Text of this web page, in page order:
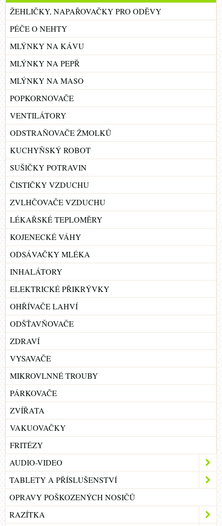
ŽEHLIČKY, NAPAŘOVAČKY PRO ODĚVY
PÉČE O NEHTY
MLÝNKY NA KÁVU
MLÝNKY NA PEPŘ
MLÝNKY NA MASO
POPKORNOVAČE
VENTILÁTORY
ODSTRAŇOVAČE ŽMOLKŮ
KUCHYŇSKÝ ROBOT
SUŠIČKY POTRAVIN
ČISTIČKY VZDUCHU
ZVLHČOVAČE VZDUCHU
LÉKAŘSKÉ TEPLOMĚRY
KOJENECKÉ VÁHY
ODSÁVAČKY MLÉKA
INHALÁTORY
ELEKTRICKÉ PŘIKRÝVKY
OHŘÍVAČE LAHVÍ
ODŠŤAVŇOVAČE
ZDRAVÍ
VYSAVAČE
MIKROVLNNÉ TROUBY
PÁRKOVAČE
ZVÍŘATA
VAKUOVAČKY
FRITÉZY
AUDIO-VIDEO
TABLETY A PŘÍSLUŠENSTVÍ
OPRAVY POŠKOZENÝCH NOSIČŮ
RAZÍTKA